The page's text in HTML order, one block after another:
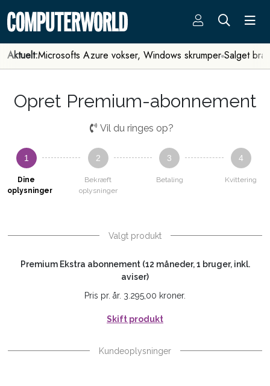
Aktuelt:Microsofts Azure vokser, Windows skrumper Salget
Opret Premium-abonnement
Vil du ringes op?
1
Dine
oplysninger
2
Bekræft
oplysninger
3
Betaling
4
Kvittering
Valgt produkt
Premium Ekstra abonnement (12 måneder, 1 bruger, inkl.
aviser)
Pris pr. år. 3.295,00 kroner.
Skift produkt
Kundeoplysninger